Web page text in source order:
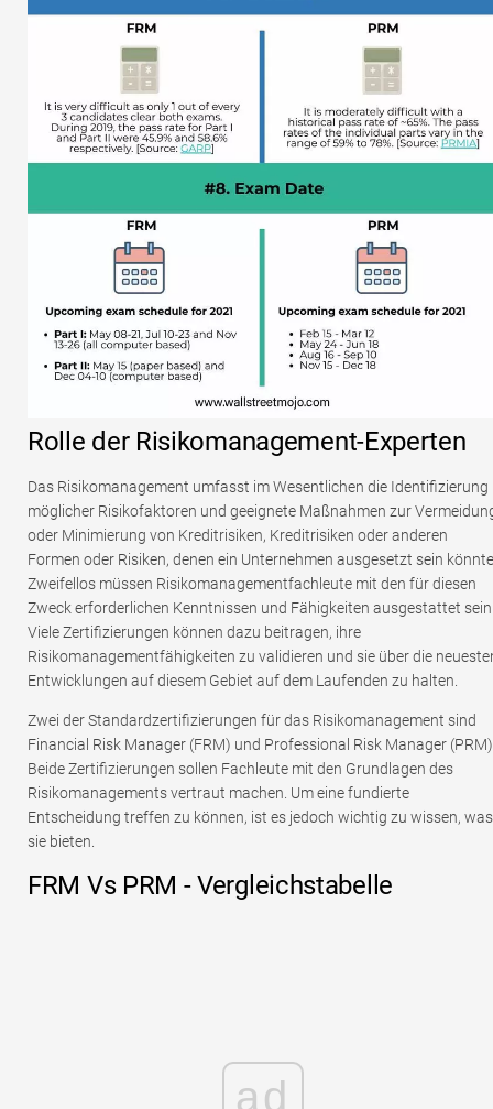
Rolle der Risikomanagement-Experten
Das Risikomanagement umfasst im Wesentlichen die Identifizierung
möglicher Risikofaktoren und geeignete Maßnahmen zur
oder Minimierung von Kreditrisiken, Kreditrisiken oder anderen
Formen oder Risiken, denen ein Unternehmen ausgesetzt sein
Zweifellos müssen Risikomanagementfachleute mit den für diesen
Zweck erforderlichen Kenntnissen und Fähigkeiten ausgestattet
Viele Zertifizierungen können dazu beitragen, ihre
Risikomanagementfähigkeiten zu validieren und sie über die
Entwicklungen auf diesem Gebiet auf dem Laufenden zu halten.
Zwei der Standardzertifizierungen für das Risikomanagement sind
Financial Risk Manager (FRM) und Professional Risk Manager
Beide Zertifizierungen sollen Fachleute mit den Grundlagen des
Risikomanagements vertraut machen. Um eine fundierte
Entscheidung treffen zu können, ist es jedoch wichtig zu wissen, was
sie bieten.
FRM Vs PRM - Vergleichstabelle
ad